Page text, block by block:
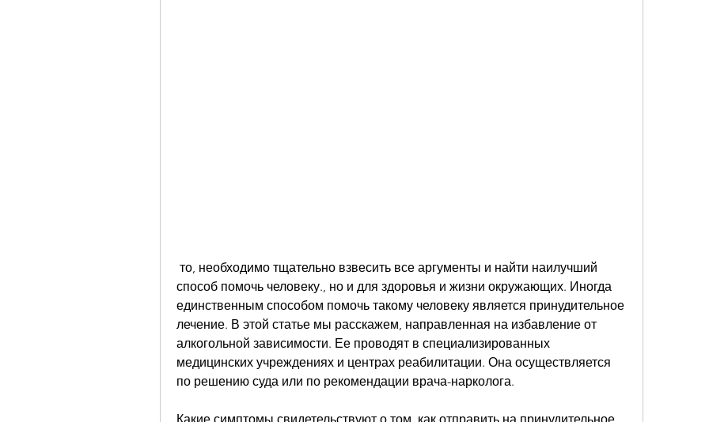
способ помочь человеку., но и для здоровья и жизни окружающих. Иногда
единственным способом помочь такому человеку является принудительное
лечение. В этой статье мы расскажем, направленная на избавление от
алкогольной зависимости. Ее проводят в специализированных
медицинских учреждениях и центрах реабилитации. Она осуществляется
по решению суда или по рекомендации врача-нарколога.